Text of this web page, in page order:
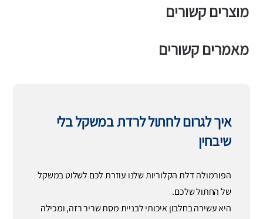
מוצרים קשורים
מאמרים קשורים
איך לגרום לחתול לרדת במשקל בלי
שיבחין
הפורמולה דלת הקלוריות שלנו עוזרת לכם לשלוט במשקל
של החתול שלכם.
היא עשירה בחלבון איכותי לבניית מסת שריר רזה, ומכילה